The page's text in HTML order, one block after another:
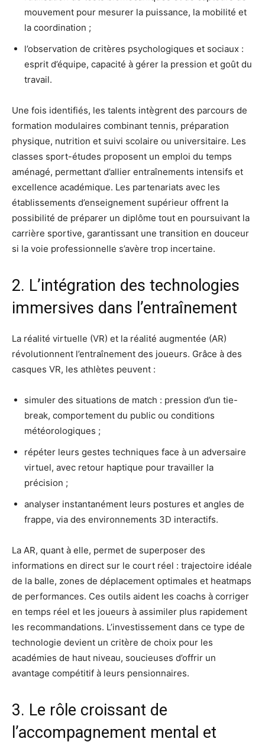
mouvement pour mesurer la puissance, la mobilité et
la coordination ;
l’observation de critères psychologiques et sociaux :
esprit d’équipe, capacité à gérer la pression et goût du
travail.
Une fois identifiés, les talents intègrent des parcours de
formation modulaires combinant tennis, préparation
physique, nutrition et suivi scolaire ou universitaire. Les
classes sport-études proposent un emploi du temps
aménagé, permettant d’allier entraînements intensifs et
excellence académique. Les partenariats avec les
établissements d’enseignement supérieur offrent la
possibilité de préparer un diplôme tout en poursuivant la
carrière sportive, garantissant une transition en douceur
si la voie professionnelle s’avère trop incertaine.
2. L’intégration des technologies
immersives dans l’entraînement
La réalité virtuelle (VR) et la réalité augmentée (AR)
révolutionnent l’entraînement des joueurs. Grâce à des
casques VR, les athlètes peuvent :
simuler des situations de match : pression d’un tie-
break, comportement du public ou conditions
météorologiques ;
répéter leurs gestes techniques face à un adversaire
virtuel, avec retour haptique pour travailler la
précision ;
analyser instantanément leurs postures et angles de
frappe, via des environnements 3D interactifs.
La AR, quant à elle, permet de superposer des
informations en direct sur le court réel : trajectoire idéale
de la balle, zones de déplacement optimales et heatmaps
de performances. Ces outils aident les coachs à corriger
en temps réel et les joueurs à assimiler plus rapidement
les recommandations. L’investissement dans ce type de
technologie devient un critère de choix pour les
académies de haut niveau, soucieuses d’offrir un
avantage compétitif à leurs pensionnaires.
3. Le rôle croissant de
l’accompagnement mental et